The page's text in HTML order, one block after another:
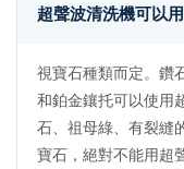
超聲波清洗機可以
視寶石種類而定。鑽
和鉑金鑲托可以使用
石、祖母綠、有裂縫
寶石，絕對不能用超